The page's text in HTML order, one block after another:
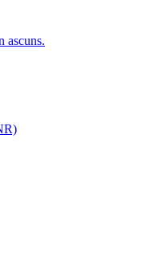
ascuns.